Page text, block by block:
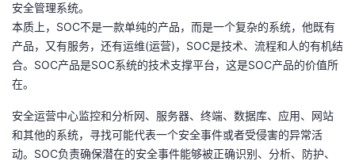
者
学
我
支
持
的
我
安全管理系统。
本质上，SOC不是一款单纯的产品，而是一个复杂的系统，他既有
产品，又有服务，还有运维(运营)，SOC是技术、流程和人的有机结
合。SOC产品是SOC系统的技术支撑平台，这是SOC产品的价值所
在。
安全运营中心监控和分析网、服务器、终端、数据库、应用、网站
和其他的系统，寻找可能代表一个安全事件或者受侵害的异常活
动。SOC负责确保潜在的安全事件能够被正确识别、分析、防护、